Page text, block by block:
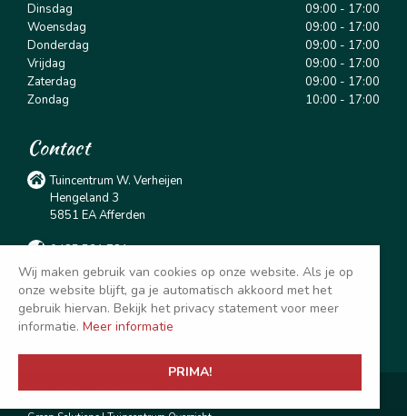
Dinsdag
09:00 - 17:00
Woensdag
09:00 - 17:00
Donderdag
09:00 - 17:00
Vrijdag
09:00 - 17:00
Zaterdag
09:00 - 17:00
Zondag
10:00 - 17:00
Contact
Tuincentrum W. Verheijen
Hengeland 3
5851 EA Afferden
0485 531 781
info@tuincentrumverheijen.nl
@tuincentrumverheijen
© Tuincentrum W. Verheijen |Privacy policy
PRIMA!
Wij maken gebruik van cookies op onze website. Als je op
onze website blijft, ga je automatisch akkoord met het
gebruik hiervan. Bekijk het privacy statement voor meer
informatie. Meer informatie